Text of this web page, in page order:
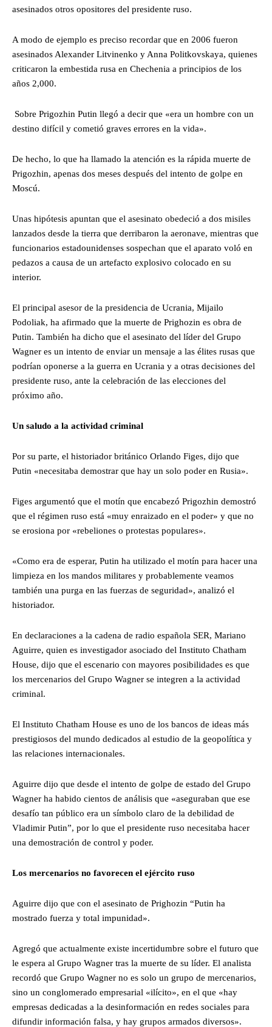
asesinados otros opositores del presidente ruso.
A modo de ejemplo es preciso recordar que en 2006 fueron
asesinados Alexander Litvinenko y Anna Politkovskaya, quienes
criticaron la embestida rusa en Chechenia a principios de los
años 2,000.
Sobre Prigozhin Putin llegó a decir que «era un hombre con un
destino difícil y cometió graves errores en la vida».
De hecho, lo que ha llamado la atención es la rápida muerte de
Prigozhin, apenas dos meses después del intento de golpe en
Moscú.
Unas hipótesis apuntan que el asesinato obedeció a dos misiles
lanzados desde la tierra que derribaron la aeronave, mientras que
funcionarios estadounidenses sospechan que el aparato voló en
pedazos a causa de un artefacto explosivo colocado en su
interior.
El principal asesor de la presidencia de Ucrania, Mijailo
Podoliak, ha afirmado que la muerte de Prighozin es obra de
Putin. También ha dicho que el asesinato del líder del Grupo
Wagner es un intento de enviar un mensaje a las élites rusas que
podrían oponerse a la guerra en Ucrania y a otras decisiones del
presidente ruso, ante la celebración de las elecciones del
próximo año.
Un saludo a la actividad criminal
Por su parte, el historiador británico Orlando Figes, dijo que
Putin «necesitaba demostrar que hay un solo poder en Rusia».
Figes argumentó que el motín que encabezó Prigozhin demostró
que el régimen ruso está «muy enraizado en el poder» y que no
se erosiona por «rebeliones o protestas populares».
«Como era de esperar, Putin ha utilizado el motín para hacer una
limpieza en los mandos militares y probablemente veamos
también una purga en las fuerzas de seguridad», analizó el
historiador.
En declaraciones a la cadena de radio española SER, Mariano
Aguirre, quien es investigador asociado del Instituto Chatham
House, dijo que el escenario con mayores posibilidades es que
los mercenarios del Grupo Wagner se integren a la actividad
criminal.
El Instituto Chatham House es uno de los bancos de ideas más
prestigiosos del mundo dedicados al estudio de la geopolítica y
las relaciones internacionales.
Aguirre dijo que desde el intento de golpe de estado del Grupo
Wagner ha habido cientos de análisis que «aseguraban que ese
desafío tan público era un símbolo claro de la debilidad de
Vladimir Putin”, por lo que el presidente ruso necesitaba hacer
una demostración de control y poder.
Los mercenarios no favorecen el ejército ruso
Aguirre dijo que con el asesinato de Prighozin “Putin ha
mostrado fuerza y total impunidad».
Agregó que actualmente existe incertidumbre sobre el futuro que
le espera al Grupo Wagner tras la muerte de su líder. El analista
recordó que Grupo Wagner no es solo un grupo de mercenarios,
sino un conglomerado empresarial «ilícito», en el que «hay
empresas dedicadas a la desinformación en redes sociales para
difundir información falsa, y hay grupos armados diversos».